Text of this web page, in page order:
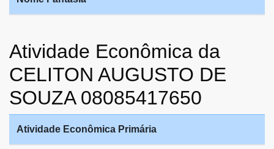
Atividade Econômica da
CELITON AUGUSTO DE
SOUZA 08085417650
Atividade Econômica Primária